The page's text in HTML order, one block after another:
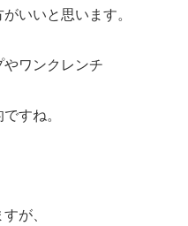
いいと思います。
ワンクレンチ
すね。
が、